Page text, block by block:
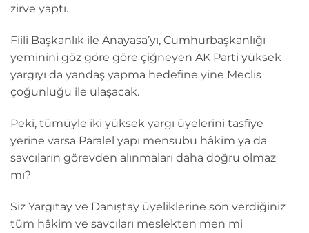
zirve yaptı.
Fiili Başkanlık ile Anayasa’yı, Cumhurbaşkanlığı
yeminini göz göre göre çiğneyen AK Parti yüksek
yargıyı da yandaş yapma hedefine yine Meclis
çoğunluğu ile ulaşacak.
Peki, tümüyle iki yüksek yargı üyelerini tasfiye
yerine varsa Paralel yapı mensubu hâkim ya da
savcıların görevden alınmaları daha doğru olmaz
mı?
Siz Yargıtay ve Danıştay üyeliklerine son verdiğiniz
tüm hâkim ve savcıları meslekten men mi